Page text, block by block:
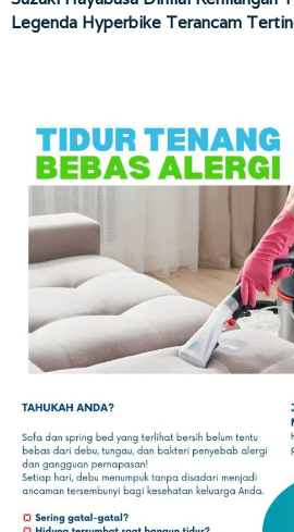
Legenda Hyperbike Terancam